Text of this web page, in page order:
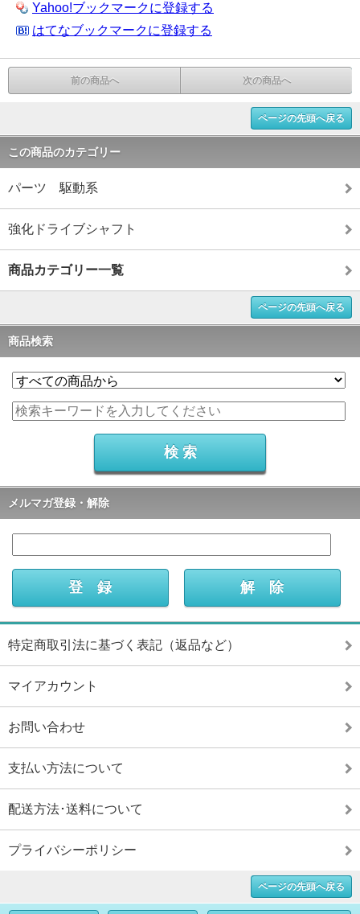
Yahoo!ブックマークに登録する
はてなブックマークに登録する
前の商品へ 次の商品へ
ページの先頭へ戻る
この商品のカテゴリー
パーツ 駆動系
強化ドライブシャフト
商品カテゴリー一覧
ページの先頭へ戻る
商品検索
メルマガ登録・解除
特定商取引法に基づく表記（返品など）
マイアカウント
お問い合わせ
支払い方法について
配送方法･送料について
プライバシーポリシー
ページの先頭へ戻る